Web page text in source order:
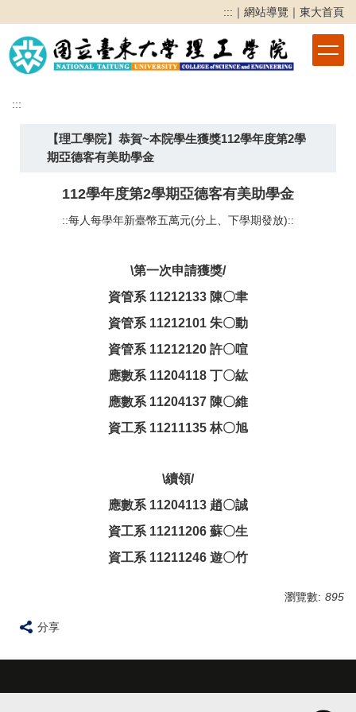
到
主
要
區
::: ｜ 網站導覽 ｜ 東大首頁
:::
【理工學院】恭賀~本院學生獲獎112學年度第2學
期亞德客有美助學金
112學年度第2學期亞德客有美助學金
::每人每學年新臺幣五萬元(分上、下學期發放)::
\第一次申請獲獎/
資管系 11212133 陳〇聿
資管系 11212101 朱〇動
資管系 11212120 許〇喧
應數系 11204118 丁〇紘
應數系 11204137 陳〇維
資工系 11211135 林〇旭
\續領/
應數系 11204113 趙〇誠
資工系 11211206 蘇〇生
資工系 11211246 遊〇竹
瀏覽數: 895
分享